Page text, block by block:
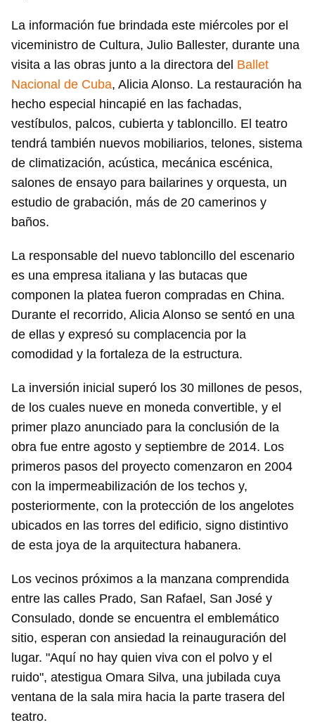
La información fue brindada este miércoles por el
viceministro de Cultura, Julio Ballester, durante una
visita a las obras junto a la directora del Ballet
Nacional de Cuba, Alicia Alonso. La restauración ha
hecho especial hincapié en las fachadas,
vestíbulos, palcos, cubierta y tabloncillo. El teatro
tendrá también nuevos mobiliarios, telones, sistema
de climatización, acústica, mecánica escénica,
salones de ensayo para bailarines y orquesta, un
estudio de grabación, más de 20 camerinos y
baños.
La responsable del nuevo tabloncillo del escenario
es una empresa italiana y las butacas que
componen la platea fueron compradas en China.
Durante el recorrido, Alicia Alonso se sentó en una
de ellas y expresó su complacencia por la
comodidad y la fortaleza de la estructura.
La inversión inicial superó los 30 millones de pesos,
de los cuales nueve en moneda convertible, y el
primer plazo anunciado para la conclusión de la
obra fue entre agosto y septiembre de 2014. Los
primeros pasos del proyecto comenzaron en 2004
con la impermeabilización de los techos y,
posteriormente, con la protección de los angelotes
ubicados en las torres del edificio, signo distintivo
de esta joya de la arquitectura habanera.
Los vecinos próximos a la manzana comprendida
entre las calles Prado, San Rafael, San José y
Consulado, donde se encuentra el emblemático
sitio, esperan con ansiedad la reinauguración del
lugar. "Aquí no hay quien viva con el polvo y el
ruido", atestigua Omara Silva, una jubilada cuya
ventana de la sala mira hacia la parte trasera del
teatro.